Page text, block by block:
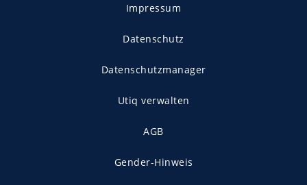
Impressum
Datenschutz
Datenschutzmanager
Utiq verwalten
AGB
Gender-Hinweis